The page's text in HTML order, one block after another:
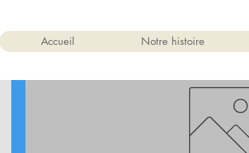
Accueil Notre histoire